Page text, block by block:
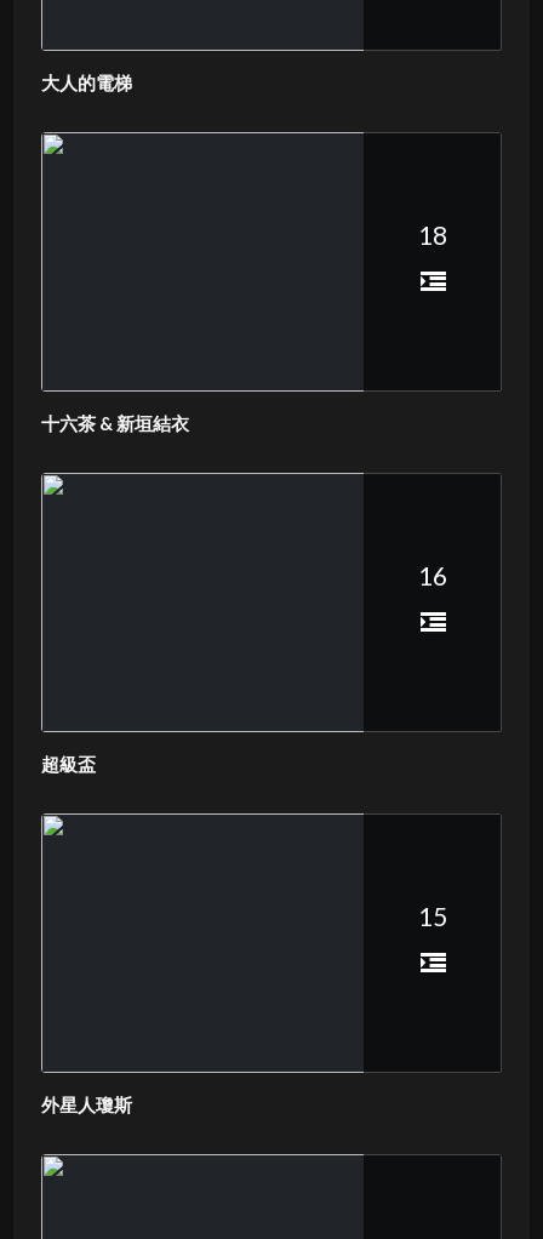
大人的電梯
18
十六茶 & 新垣結衣
16
超級盃
15
外星人瓊斯